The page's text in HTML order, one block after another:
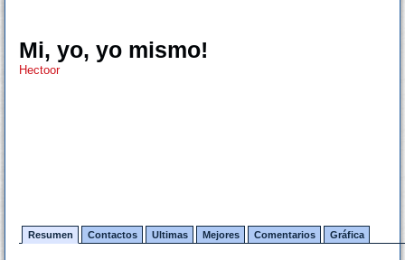
Mi, yo, yo mismo!
Hectoor
Resumen Contactos Ultimas Mejores Comentarios Gráfica